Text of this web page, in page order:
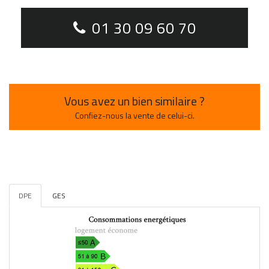
01 30 09 60 70
Vous avez un bien similaire ?
Confiez-nous la vente de celui-ci.
DPE GES